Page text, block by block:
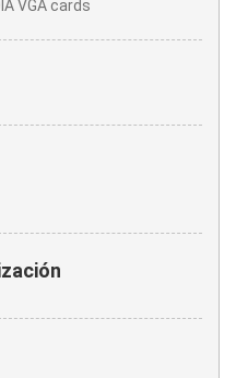
VGA cards